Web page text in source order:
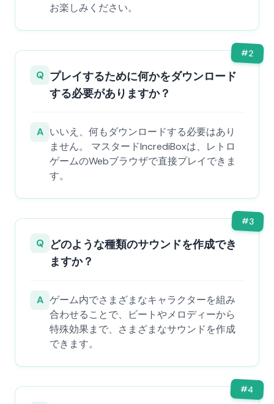
お楽しみください。
#2
Q プレイするために何かをダウンロード
する必要がありますか？
A いいえ、何もダウンロードする必要はあり
ません。 マスタードIncrediBoxは、レトロ
ゲームのWebブラウザで直接プレイできま
す。
#3
Q どのような種類のサウンドを作成でき
ますか？
A ゲーム内でさまざまなキャラクターを組み
合わせることで、ビートやメロディーから
特殊効果まで、さまざまなサウンドを作成
できます。
#4